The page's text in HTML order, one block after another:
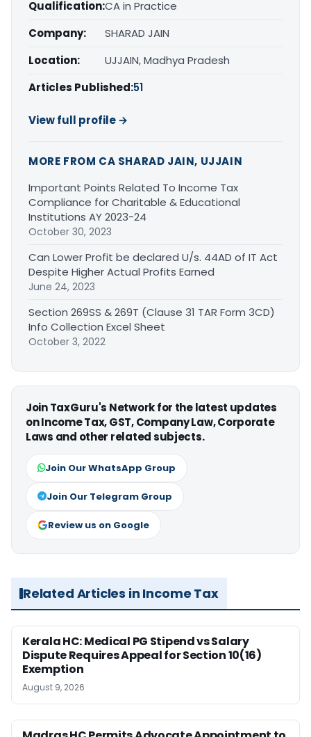
Qualification:CA in Practice
Company:
SHARAD JAIN
Location:
UJJAIN, Madhya Pradesh
Articles Published:51
View full profile →
MORE FROM CA SHARAD JAIN, UJJAIN
Important Points Related To Income Tax
Compliance for Charitable & Educational
Institutions AY 2023-24
October 30, 2023
Can Lower Profit be declared U/s. 44AD of IT Act
Despite Higher Actual Profits Earned
June 24, 2023
Section 269SS & 269T (Clause 31 TAR Form 3CD)
Info Collection Excel Sheet
October 3, 2022
Join TaxGuru's Network for the latest updates
on Income Tax, GST, Company Law, Corporate
Laws and other related subjects.
Join Our WhatsApp Group
Join Our Telegram Group
Review us on Google
Related Articles in Income Tax
Kerala HC: Medical PG Stipend vs Salary
Dispute Requires Appeal for Section 10(16)
Exemption
August 9, 2026